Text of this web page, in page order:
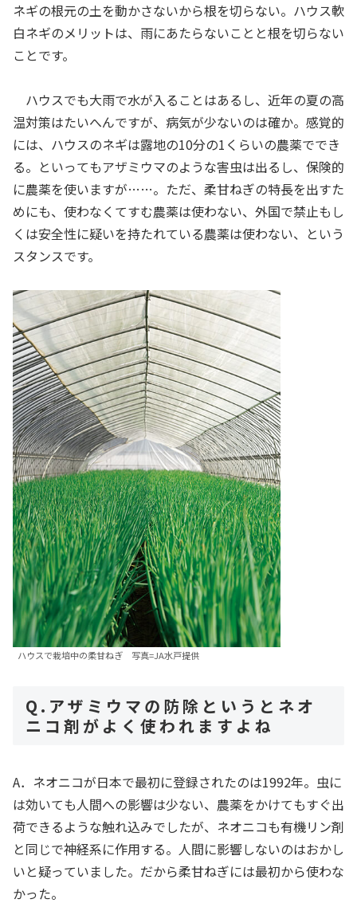
ネギの根元の土を動かさないから根を切らない。ハウス軟
白ネギのメリットは、雨にあたらないことと根を切らない
ことです。
ハウスでも大雨で水が入ることはあるし、近年の夏の高
温対策はたいへんですが、病気が少ないのは確か。感覚的
には、ハウスのネギは露地の10分の1くらいの農薬ででき
る。といってもアザミウマのような害虫は出るし、保険的
に農薬を使いますが……。ただ、柔甘ねぎの特長を出すた
めにも、使わなくてすむ農薬は使わない、外国で禁止もし
くは安全性に疑いを持たれている農薬は使わない、という
スタンスです。
ハウスで栽培中の柔甘ねぎ 写真=JA水戸提供
Q.アザミウマの防除というとネオ
ニコ剤がよく使われますよね
A．ネオニコが日本で最初に登録されたのは1992年。虫に
は効いても人間への影響は少ない、農薬をかけてもすぐ出
荷できるような触れ込みでしたが、ネオニコも有機リン剤
と同じで神経系に作用する。人間に影響しないのはおかし
いと疑っていました。だから柔甘ねぎには最初から使わな
かった。